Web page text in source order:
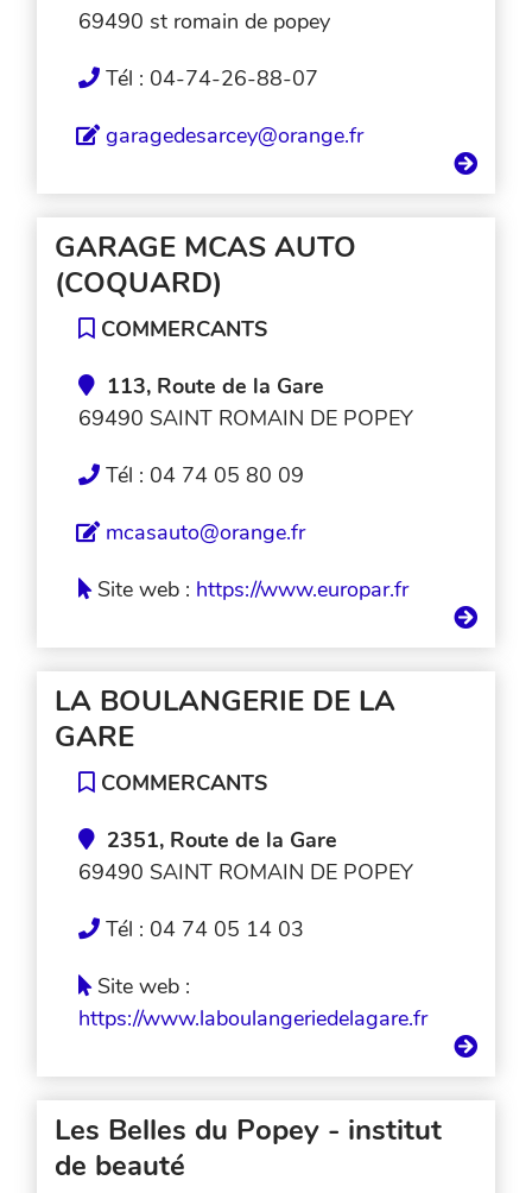
69490 st romain de popey
Tél : 04-74-26-88-07
garagedesarcey@orange.fr
GARAGE MCAS AUTO
(COQUARD)
COMMERCANTS
113, Route de la Gare
69490 SAINT ROMAIN DE POPEY
Tél : 04 74 05 80 09
mcasauto@orange.fr
Site web : https://www.europar.fr
LA BOULANGERIE DE LA
GARE
COMMERCANTS
2351, Route de la Gare
69490 SAINT ROMAIN DE POPEY
Tél : 04 74 05 14 03
Site web :
https://www.laboulangeriedelagare.fr
Les Belles du Popey - institut
de beauté